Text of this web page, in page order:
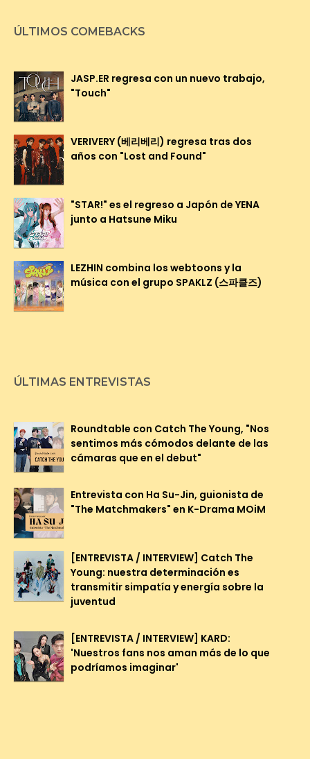
ÚLTIMOS COMEBACKS
JASP.ER regresa con un nuevo trabajo,
"Touch"
VERIVERY (베리베리) regresa tras dos
años con "Lost and Found"
"STAR!" es el regreso a Japón de YENA
junto a Hatsune Miku
LEZHIN combina los webtoons y la
música con el grupo SPAKLZ (스파클즈)
ÚLTIMAS ENTREVISTAS
Roundtable con Catch The Young, "Nos
sentimos más cómodos delante de las
cámaras que en el debut"
Entrevista con Ha Su-Jin, guionista de
"The Matchmakers" en K-Drama MOiM
[ENTREVISTA / INTERVIEW] Catch The
Young: nuestra determinación es
transmitir simpatía y energía sobre la
juventud
[ENTREVISTA / INTERVIEW] KARD:
'Nuestros fans nos aman más de lo que
podríamos imaginar'